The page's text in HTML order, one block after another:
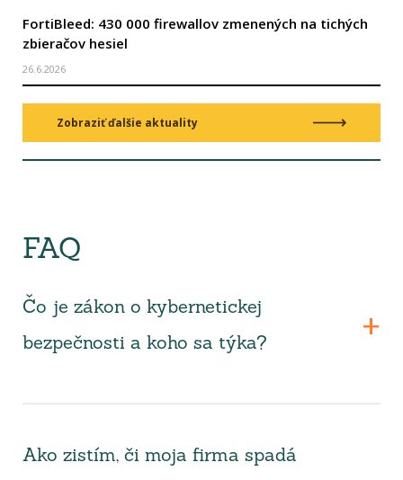
FortiBleed: 430 000 firewallov zmenených na tichých
zbieračov hesiel
26.6.2026
Zobraziť ďalšie aktuality
FAQ
Čo je zákon o kybernetickej
bezpečnosti a koho sa týka?
Ako zistím, či moja firma spadá